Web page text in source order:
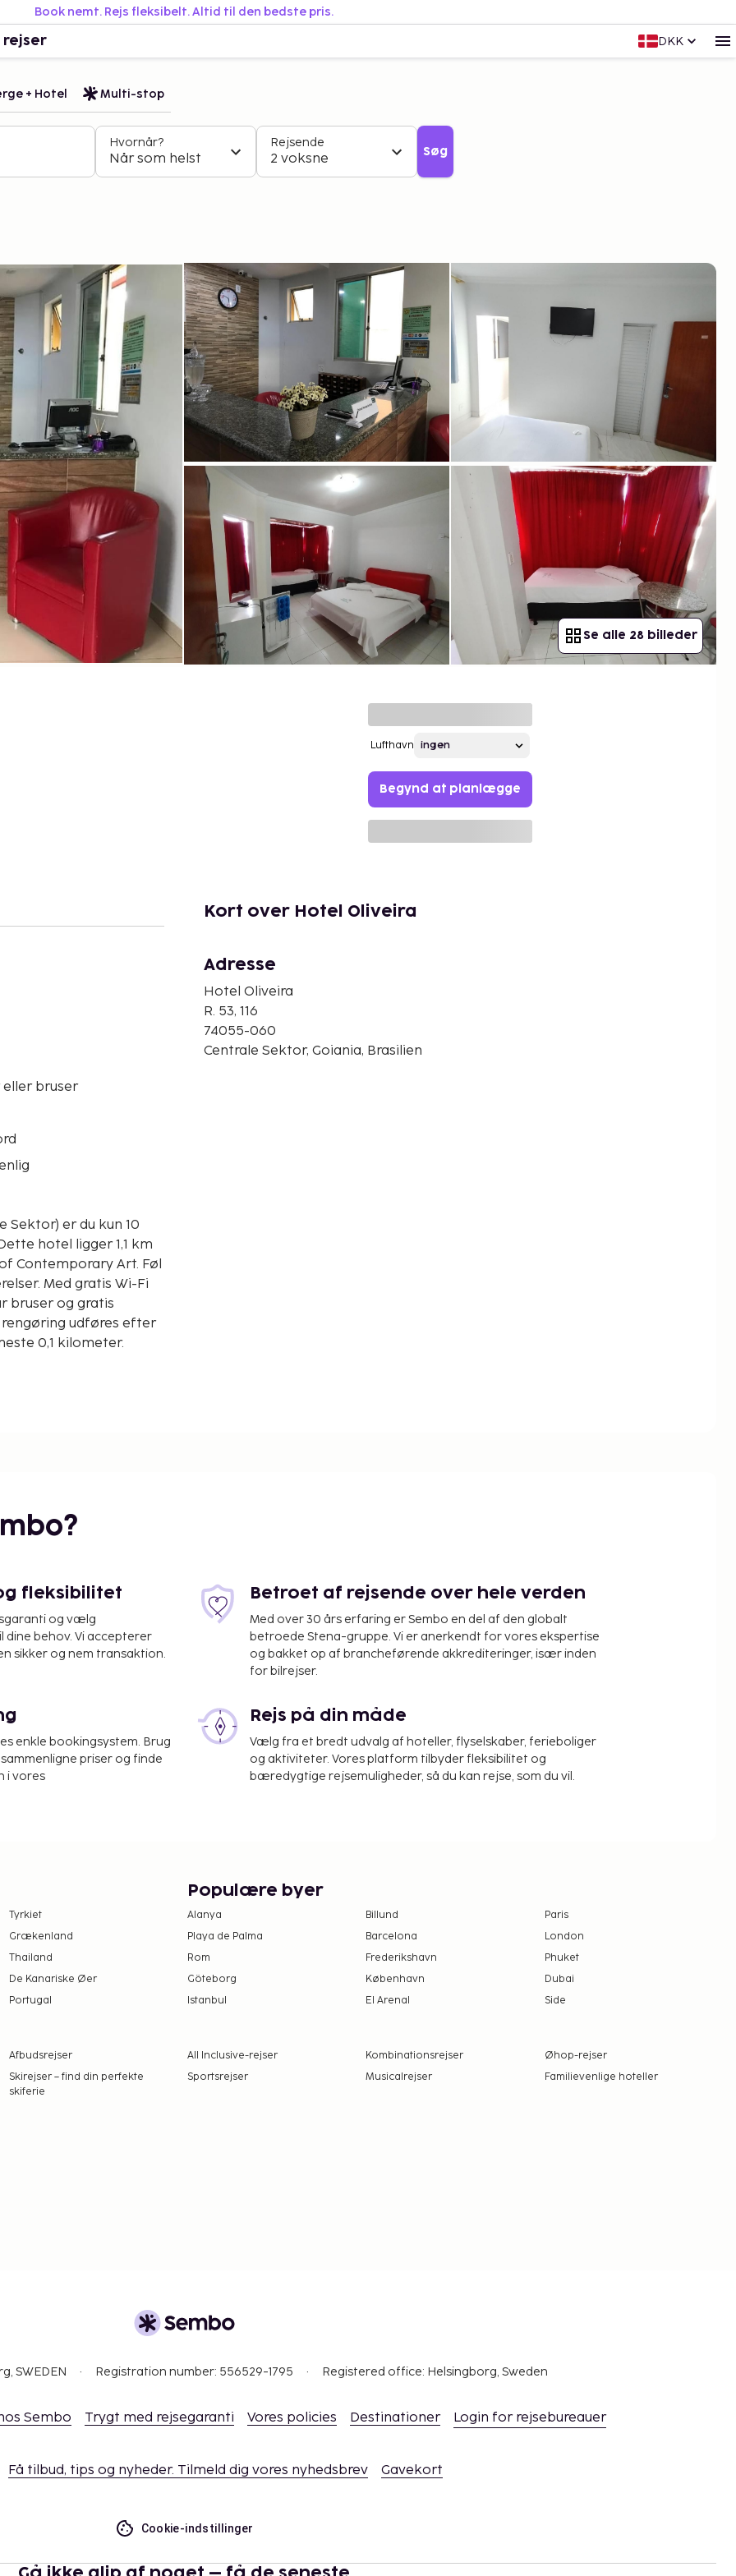
Book nemt. Rejs fleksibelt. Altid til den bedste pris.
rejser DKK
+ Hotel Multi-stop
Hvornår?
Når som helst
Rejsende
2 voksne Søg
Se alle 28 billeder
Lufthavn
Begynd at planlægge
eller bruser
Sektor) er du kun 10
Contemporary Art. Føl
Med gratis Wi-Fi
bruser og gratis
udføres efter
0,1 kilometer.
18 år, skal fremvise
ved indtjekning. Ved
rejser med en
eller værge – ud
det
oplysninger.
Kort over Hotel Oliveira
Adresse
Hotel Oliveira
R. 53, 116
74055-060
Centrale Sektor, Goiania, Brasilien
fleksibilitet
og vælg
dine behov. Vi accepterer
sikker og nem transaktion.
Betroet af rejsende over hele verden
Med over 30 års erfaring er Sembo en del af den globalt
betroede Stena-gruppe. Vi er anerkendt for vores ekspertise
og bakket op af brancheførende akkrediteringer, især inden
for bilrejser.
enkle bookingsystem. Brug
priser og finde
i vores
Rejs på din måde
Vælg fra et bredt udvalg af hoteller, flyselskaber, ferieboliger
og aktiviteter. Vores platform tilbyder fleksibilitet og
bæredygtige rejsemuligheder, så du kan rejse, som du vil.
Tyrkiet
Grækenland
Thailand
De Kanariske Øer
Portugal
Populære byer
Alanya Billund
Paris
Playa de Palma
Barcelona
London
Rom
Frederikshavn
Phuket
Göteborg
København
Dubai
Istanbul
El Arenal Side
Afbudsrejser All Inclusive-rejser Kombinationsrejser
Øhop-rejser
Skirejser – find din perfekte
skiferie
Sportsrejser Musicalrejser Familievenlige hoteller
SWEDEN Registration number: 556529-1795 Registered office: Helsingborg, Sweden
Sembo Trygt med rejsegaranti Vores policies Destinationer Login for rejsebureauer
Få tilbud, tips og nyheder. Tilmeld dig vores nyhedsbrev Gavekort
Cookie-indstillinger